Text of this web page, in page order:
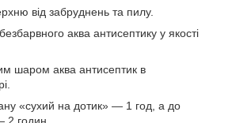
від забруднень та пилу.
аква антисептику у якості
шаром аква антисептик в
«сухий на дотик» — 1 год, а до